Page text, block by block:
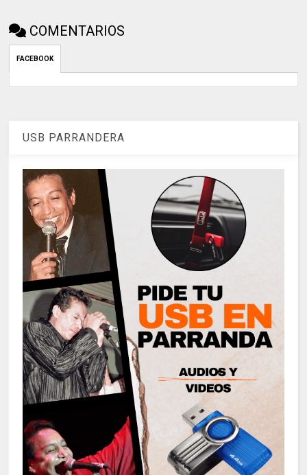
COMENTARIOS
FACEBOOK
USB PARRANDERA